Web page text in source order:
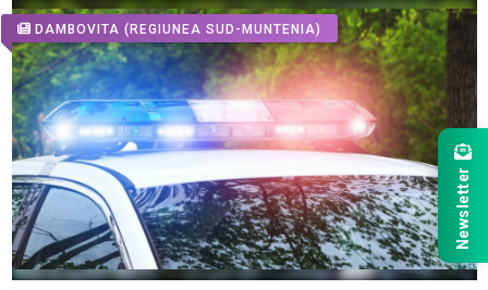
DAMBOVITA (REGIUNEA SUD-MUNTENIA)
Newsletter